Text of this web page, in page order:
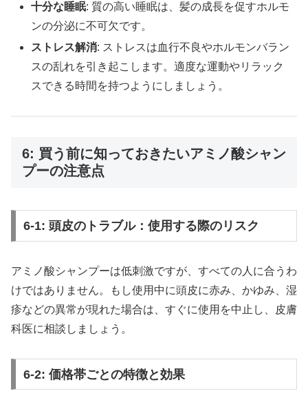
十分な睡眠: 質の高い睡眠は、髪の成長を促すホルモ
ンの分泌に不可欠です。
ストレス解消: ストレスは血行不良やホルモンバラン
スの乱れを引き起こします。適度な運動やリラック
スできる時間を持つようにしましょう。
6: 買う前に知っておきたいアミノ酸シャン
プーの注意点
6-1: 頭皮のトラブル：使用する際のリスク
アミノ酸シャンプーは低刺激ですが、すべての人に合うわ
けではありません。もし使用中に頭皮に赤み、かゆみ、湿
疹などの異常が現れた場合は、すぐに使用を中止し、皮膚
科医に相談しましょう。
6-2: 価格帯ごとの特徴と効果